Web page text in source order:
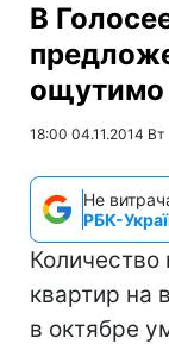
В
ощутимо
18:00 04.11.2014 Вт
Не
РБК-
квартир на
в октябре